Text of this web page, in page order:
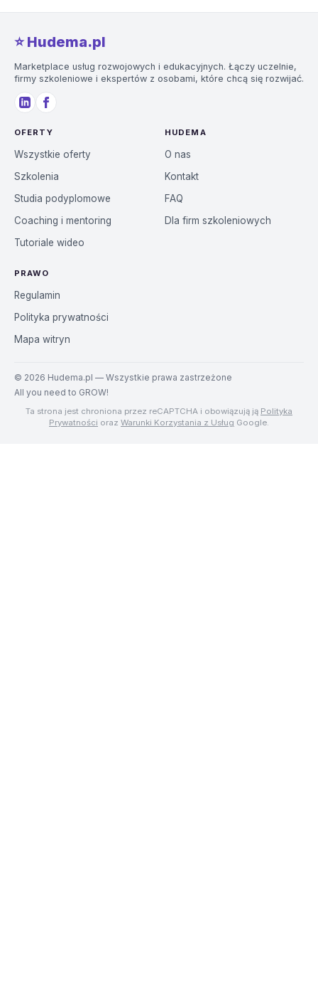
⭐️ Hudema.pl
Marketplace usług rozwojowych i edukacyjnych. Łączy uczelnie,
firmy szkoleniowe i ekspertów z osobami, które chcą się rozwijać.
OFERTY
Wszystkie oferty
Szkolenia
Studia podyplomowe
Coaching i mentoring
Tutoriale wideo
HUDEMA
O nas
Kontakt
FAQ
Dla firm szkoleniowych
PRAWO
Regulamin
Polityka prywatności
Mapa witryn
© 2026 Hudema.pl — Wszystkie prawa zastrzeżone
All you need to GROW!
Ta strona jest chroniona przez reCAPTCHA i obowiązują ją Polityka
Prywatności oraz Warunki Korzystania z Usług Google.